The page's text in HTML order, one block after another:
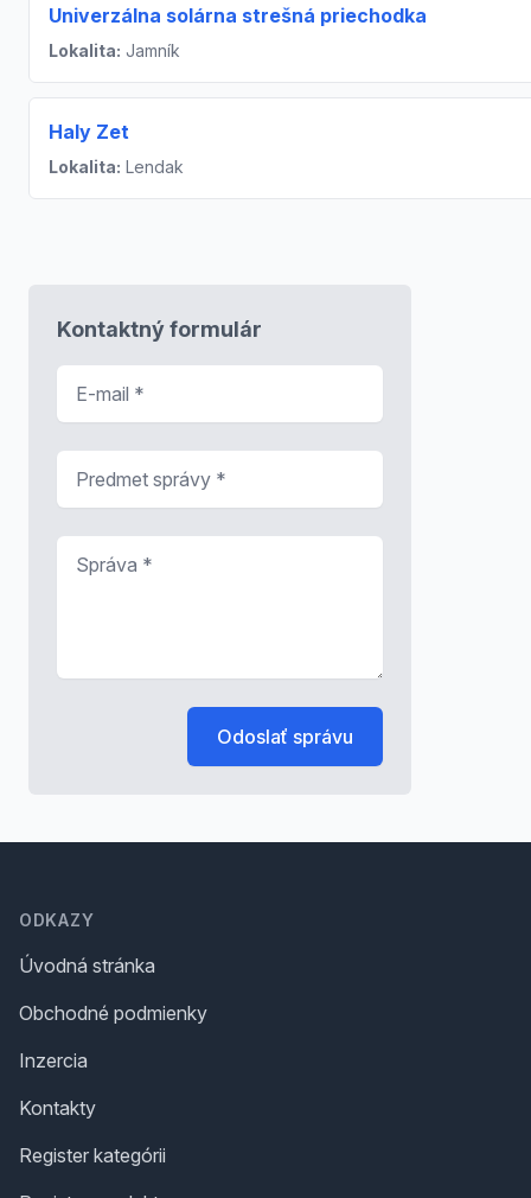
Univerzálna solárna strešná priechodka
Lokalita: Jamník
Haly Zet
Lokalita: Lendak
Kontaktný formulár
Odoslať správu
ODKAZY
Úvodná stránka
Obchodné podmienky
Inzercia
Kontakty
Register kategórii